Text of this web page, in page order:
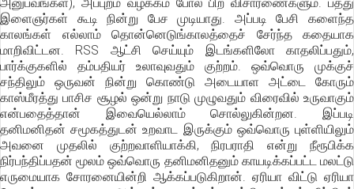
இளைஞர்கள் கூடி நின்று பேச முடியாது. அப்படி பேசி களைந்த
காலங்கள் எல்லாம் தொன்னெடுங்காலத்தைச் சேர்ந்த கதையாக
மாறிவிட்டன. RSS ஆட்சி செய்யும் இடங்களிலோ காதலிப்பதும்,
பார்க்குகளில் தம்பதியர் உலாவுவதும் குற்றம். ஒவ்வொரு முக்குச்
சந்திலும் ஒருவன் நின்று கொண்டு அடையாள அட்டை கோரும்
காஸ்மீரத்து பாசிச சூழல் ஒன்று நாடு முழுவதும் விரைவில் உருவாகும்
என்பதைத்தான் இவையெல்லாம் சொல்லுகின்றன. இப்படி
தனிமனிதன் சமூகத்துடன் உறவாட இருக்கும் ஒவ்வொரு புள்ளியிலும்
அவனை முதலில் குற்றவாளியாக்கி, நிரபராதி என்று நீரூபிக்க
நிர்பந்திப்பதன் மூலம் ஒவ்வொரு தனிமனிதனும் காயடிக்கப்பட்ட மலட்டு
எருமையாக சோரனையின்றி ஆக்கப்படுகிறான். ஏரியா விட்டு ஏரியா